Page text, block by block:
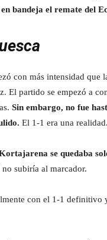
bandeja el remate del
con más intensidad
El partido se empezó a
Sin embargo, no fue
El 1-1 era una realidad.
se quedaba
subiría al marcador.
con el 1-1 definitivo